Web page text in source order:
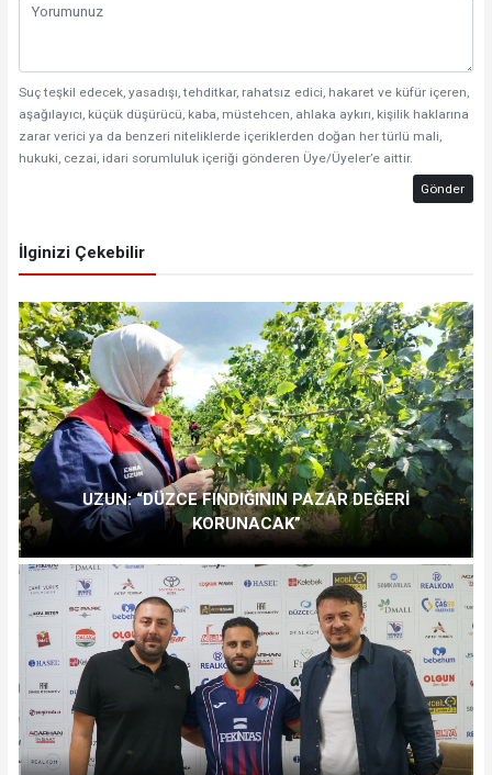
Suç teşkil edecek, yasadışı, tehditkar, rahatsız edici, hakaret ve küfür içeren,
aşağılayıcı, küçük düşürücü, kaba, müstehcen, ahlaka aykırı, kişilik haklarına
zarar verici ya da benzeri niteliklerde içeriklerden doğan her türlü mali,
hukuki, cezai, idari sorumluluk içeriği gönderen Üye/Üyeler’e aittir.
Gönder
İlginizi Çekebilir
UZUN: “DÜZCE FINDIĞININ PAZAR DEĞERİ
KORUNACAK”